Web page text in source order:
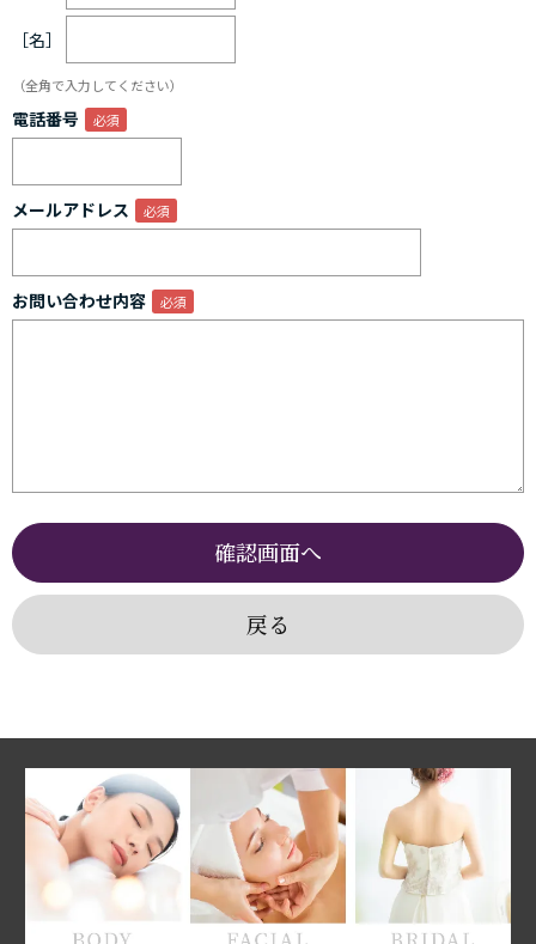
［名］
（全角で入力してください）
電話番号
メールアドレス
お問い合わせ内容